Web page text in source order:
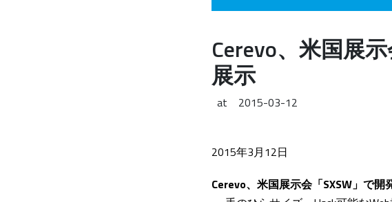
Cerevo、米国展
展示
at 2015-03-12
2015年3月12日
Cerevo、米国展示会「SXSW」で